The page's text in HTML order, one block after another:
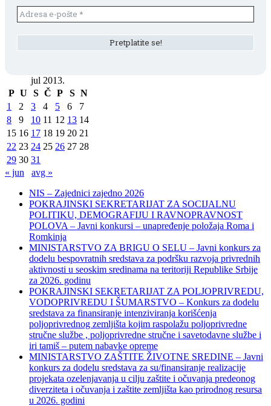
jul 2013.
P U S Č P S N
1
2 3 4 5 6
7
8
9 10 11 12 13 14
15 16 17 18 19 20 21
22 23 24 25 26 27 28
29 30 31
« jun
avg »
NIS – Zajednici zajedno 2026
POKRAJINSKI SEKRETARIJAT ZA SOCIJALNU
POLITIKU, DEMOGRAFIJU I RAVNOPRAVNOST
POLOVA – Javni konkursi – unapređenje položaja Roma i
Romkinja
MINISTARSTVO ZA BRIGU O SELU – Javni konkurs za
dodelu bespovratnih sredstava za podršku razvoja privrednih
aktivnosti u seoskim sredinama na teritoriji Republike Srbije
za 2026. godinu
POKRAJINSKI SEKRETARIJAT ZA POLJOPRIVREDU,
VODOPRIVREDU I ŠUMARSTVO – Konkurs za dodelu
sredstava za finansiranje intenziviranja korišćenja
poljoprivrednog zemljišta kojim raspolažu poljoprivredne
stručne službe , poljoprivredne stručne i savetodavne službe i
iri tamiš ‒ putem nabavke opreme
MINISTARSTVO ZAŠTITE ŽIVOTNE SREDINE – Javni
konkurs za dodelu sredstava za su/finansiranje realizacije
projekata ozelenjavanja u cilju zaštite i očuvanja predeonog
diverziteta i očuvanja i zaštite zemljišta kao prirodnog resursa
u 2026. godini